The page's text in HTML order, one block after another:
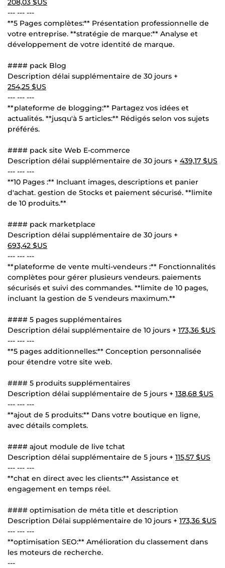
208,03 $US
--- --- ---
**5 Pages complètes:** Présentation professionnelle de
votre entreprise. **stratégie de marque:** Analyse et
développement de votre identité de marque.
#### pack Blog
Description délai supplémentaire de 30 jours +
254,25 $US
--- --- ---
**plateforme de blogging:** Partagez vos idées et
actualités. **jusqu'à 5 articles:** Rédigés selon vos sujets
préférés.
#### pack site Web E-commerce
Description délai supplémentaire de 30 jours + 439,17 $US
--- --- ---
**10 Pages :** Incluant images, descriptions et panier
d'achat. gestion de Stocks et paiement sécurisé. **limite
de 10 produits.**
#### pack marketplace
Description délai supplémentaire de 30 jours +
693,42 $US
--- --- ---
**plateforme de vente multi-vendeurs :** Fonctionnalités
complètes pour gérer plusieurs vendeurs. paiements
sécurisés et suivi des commandes. **limite de 10 pages,
incluant la gestion de 5 vendeurs maximum.**
#### 5 pages supplémentaires
Description délai supplémentaire de 10 jours + 173,36 $US
--- --- ---
**5 pages additionnelles:** Conception personnalisée
pour étendre votre site web.
#### 5 produits supplémentaires
Description délai supplémentaire de 5 jours + 138,68 $US
--- --- ---
**ajout de 5 produits:** Dans votre boutique en ligne,
avec détails complets.
#### ajout module de live tchat
Description délai supplémentaire de 5 jours + 115,57 $US
--- --- ---
**chat en direct avec les clients:** Assistance et
engagement en temps réel.
#### optimisation de méta title et description
Description Délai supplémentaire de 10 jours + 173,36 $US
--- --- ---
**optimisation SEO:** Amélioration du classement dans
les moteurs de recherche.
---